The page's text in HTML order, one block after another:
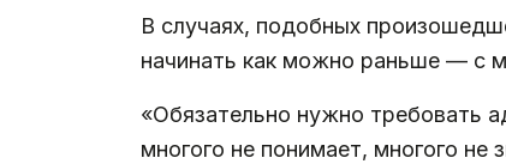
В случаях, подобных
начинать как можно раньше — с
«Обязательно нужно требовать
многого не понимает, многого